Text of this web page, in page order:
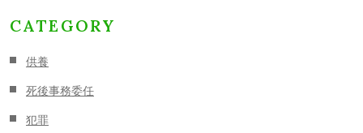
CATEGORY
供養
死後事務委任
犯罪